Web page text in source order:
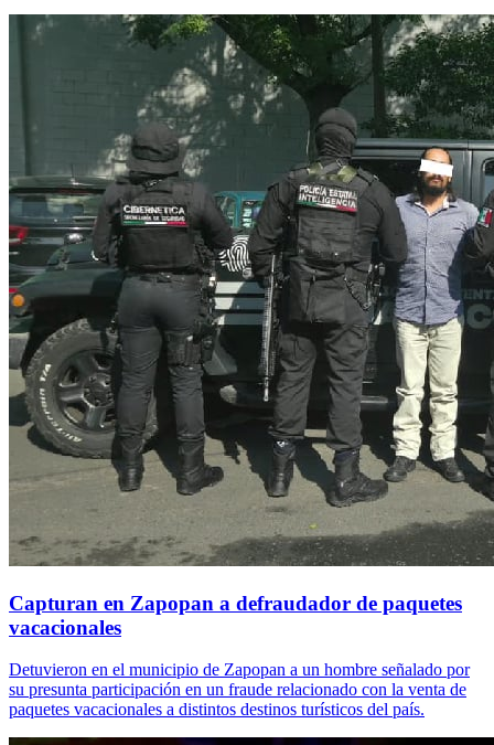
Capturan en Zapopan a defraudador de paquetes
vacacionales
Detuvieron en el municipio de Zapopan a un hombre señalado por
su presunta participación en un fraude relacionado con la venta de
paquetes vacacionales a distintos destinos turísticos del país.